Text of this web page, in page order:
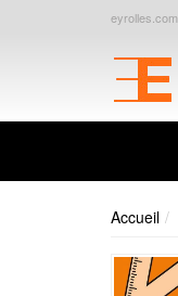
eyrolles.com
Accueil